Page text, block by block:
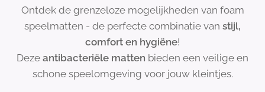
Ontdek de grenzeloze mogelijkheden van foam
speelmatten - de perfecte combinatie van stijl,
comfort en hygiëne!
Deze antibacteriële matten bieden een veilige en
schone speelomgeving voor jouw kleintjes.